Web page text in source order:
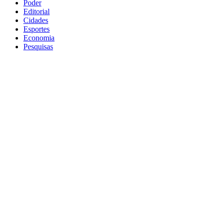
Poder
Editorial
Cidades
Esportes
Economia
Pesquisas